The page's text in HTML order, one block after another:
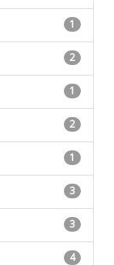
1
2
1
2
1
3
3
4